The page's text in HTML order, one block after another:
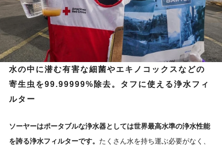
水の中に潜む有害な細菌やエキノコックスなどの
寄生虫を99.99999%除去。タフに使える浄水フィ
ルター
ソーヤーはポータブルな浄水器としては世界最高水準の浄水性能
を誇る浄水フィルターです。 たくさん水を持ち運ぶ必要がなく、